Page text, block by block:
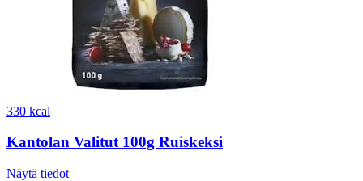
330 kcal
Kantolan Valitut 100g Ruiskeksi
Näytä tiedot